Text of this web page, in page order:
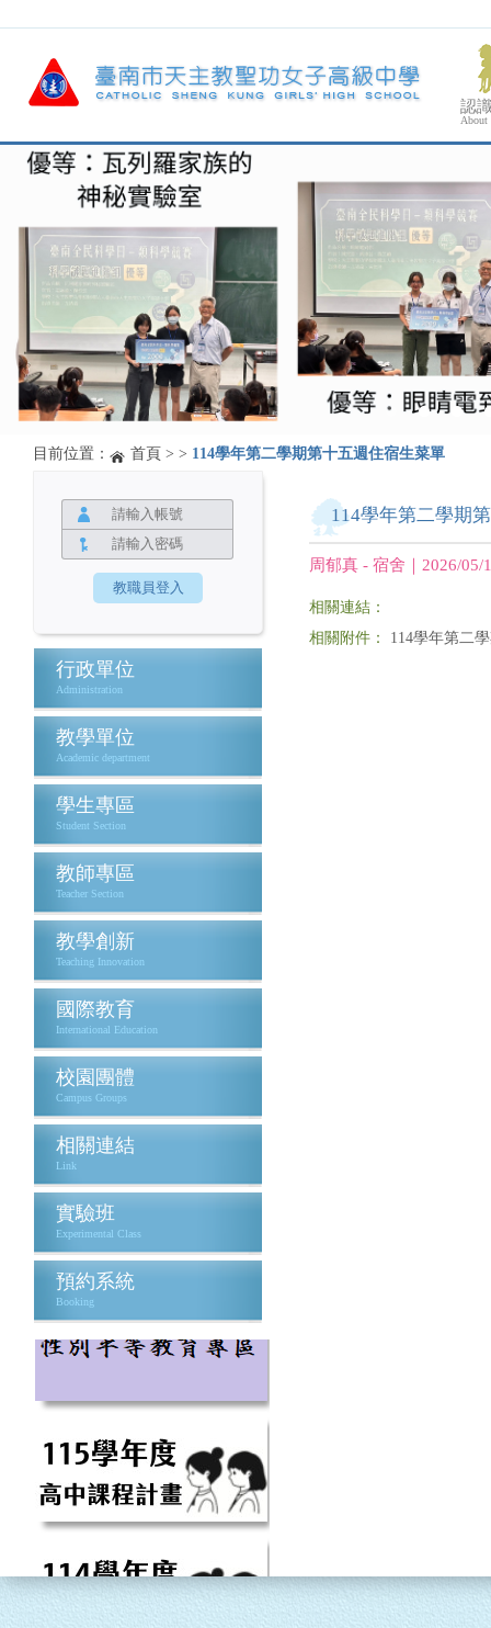
認
About
目前位置： 首頁 > > 114學年第二學期第十五週住宿生菜單
行政單位
Administration
教學單位
Academic department
學生專區
Student Section
教師專區
Teacher Section
教學創新
Teaching Innovation
國際教育
International Education
校園團體
Campus Groups
相關連結
Link
實驗班
Experimental Class
預約系統
Booking
114學年第二學期
周郁真 - 宿舍｜2026/05/
相關連結：
相關附件： 114學年第二